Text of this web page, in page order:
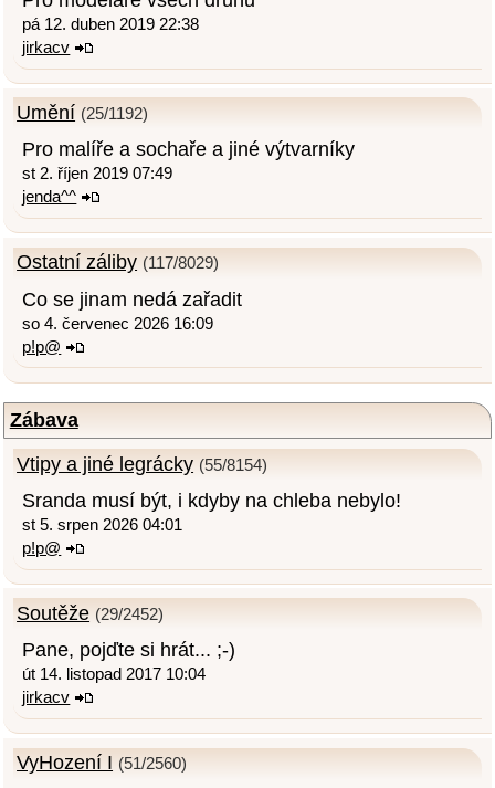
pá 12. duben 2019 22:38
jirkacv
Umění (25/1192)
Pro malíře a sochaře a jiné výtvarníky
st 2. říjen 2019 07:49
jenda^^
Ostatní záliby (117/8029)
Co se jinam nedá zařadit
so 4. červenec 2026 16:09
p!p@
Zábava
Vtipy a jiné legrácky (55/8154)
Sranda musí být, i kdyby na chleba nebylo!
st 5. srpen 2026 04:01
p!p@
Soutěže (29/2452)
Pane, pojďte si hrát... ;-)
út 14. listopad 2017 10:04
jirkacv
VyHození I (51/2560)